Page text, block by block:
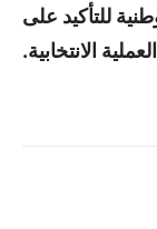
للتأكيد على
الانتخابية.